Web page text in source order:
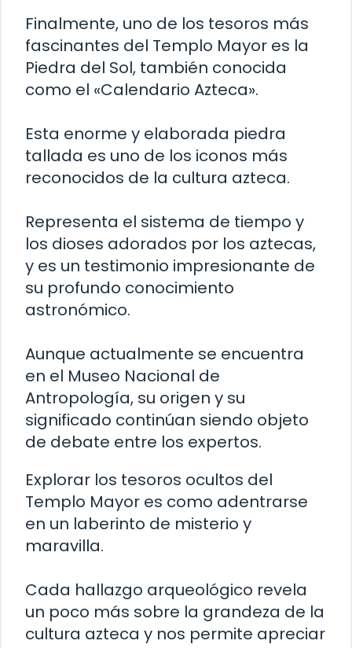
Finalmente, uno de los tesoros más
fascinantes del Templo Mayor es la
Piedra del Sol, también conocida
como el «Calendario Azteca».
Esta enorme y elaborada piedra
tallada es uno de los iconos más
reconocidos de la cultura azteca.
Representa el sistema de tiempo y
los dioses adorados por los aztecas,
y es un testimonio impresionante de
su profundo conocimiento
astronómico.
Aunque actualmente se encuentra
en el Museo Nacional de
Antropología, su origen y su
significado continúan siendo objeto
de debate entre los expertos.
Explorar los tesoros ocultos del
Templo Mayor es como adentrarse
en un laberinto de misterio y
maravilla.
Cada hallazgo arqueológico revela
un poco más sobre la grandeza de la
cultura azteca y nos permite apreciar